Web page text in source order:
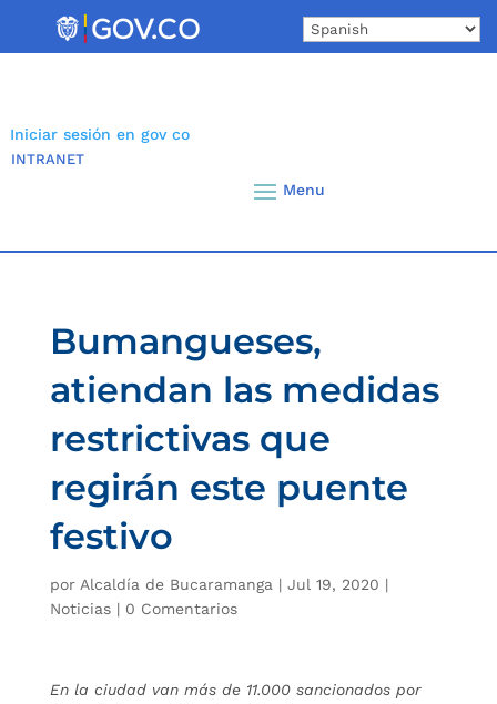
Iniciar sesión en gov co
INTRANET
Bumangueses,
atiendan las medidas
restrictivas que
regirán este puente
festivo
por Alcaldía de Bucaramanga | Jul 19, 2020 |
Noticias| 0 Comentarios
En la ciudad van más de 11.000 sancionados por